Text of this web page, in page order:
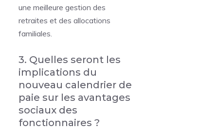
une meilleure gestion des
retraites et des allocations
familiales.
3. Quelles seront les
implications du
nouveau calendrier de
paie sur les avantages
sociaux des
fonctionnaires ?